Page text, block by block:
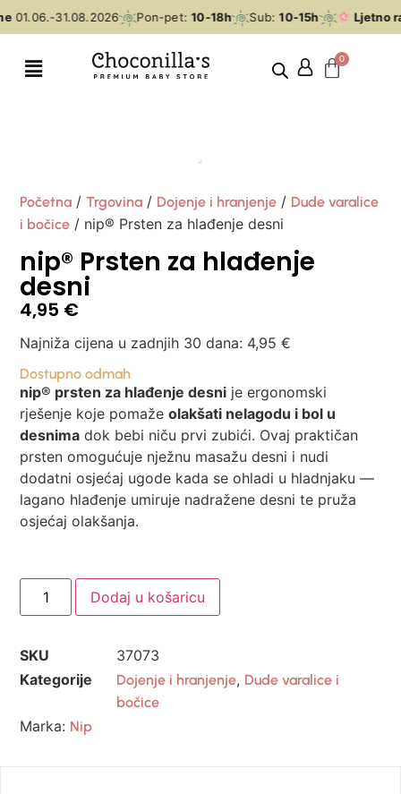
01.06.-31.08.2026 Pon-pet:10-18h Sub:10-15h Ljetno
Početna /Trgovina / Dojenje i hranjenje / Dude varalice
i bočice / nip® Prsten za hlađenje desni
nip® Prsten za hlađenje
desni
4,95 €
Najniža cijena u zadnjih 30 dana: 4,95€
Dostupno odmah
nip® prsten za hlađenje desni je ergonomski
rješenje koje pomažeolakšati nelagodu i bol u
desnima dok bebi niču prvi zubići. Ovaj praktičan
prsten omogućuje nježnu masažu desni i nudi
dodatni osjećaj ugode kada se ohladi u hladnjaku —
lagano hlađenje umiruje nadražene desni te pruža
osjećaj olakšanja.
Dodaj u košaricu
SKU
37073
Kategorije
Dojenje i hranjenje, Dude varalice i
bočice
Marka: Nip